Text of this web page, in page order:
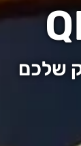
שלכם